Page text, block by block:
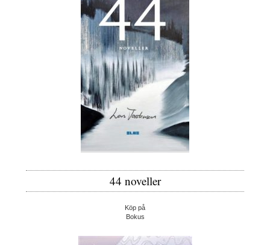
44 noveller
Köp på
Bokus